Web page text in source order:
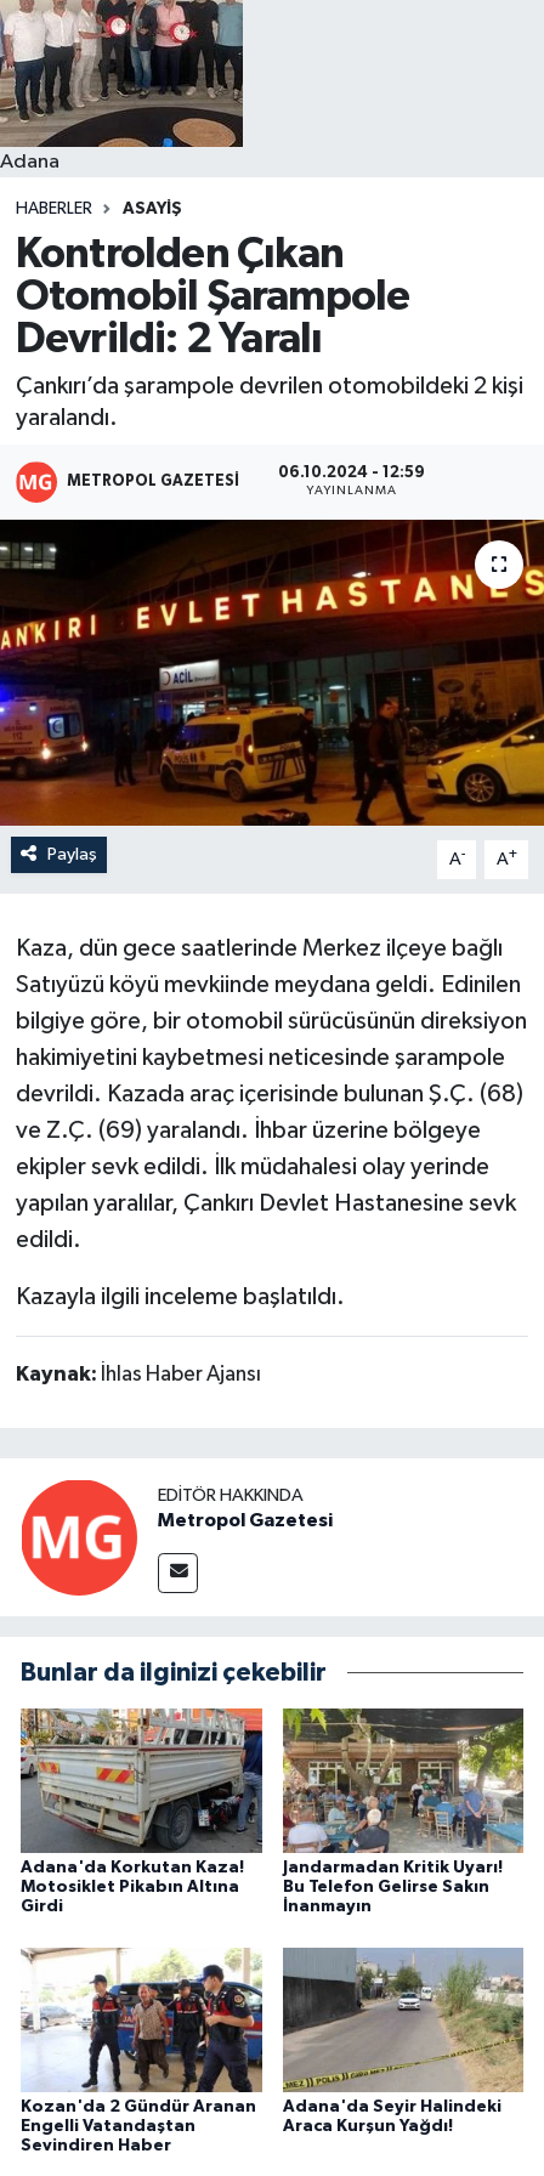
Adana
HABERLER ASAYIŞ
Kontrolden Çıkan
Otomobil Şarampole
Devrildi: 2 Yaralı
Çankırı’da şarampole devrilen otomobildeki 2 kişi
yaralandı.
METROPOL GAZETESI 06.10.2024 - 12:59
YAYINLANMA
Paylaş A- A+
Kaza, dün gece saatlerinde Merkez ilçeye bağlı
Satıyüzü köyü mevkiinde meydana geldi. Edinilen
bilgiye göre, bir otomobil sürücüsünün direksiyon
hakimiyetini kaybetmesi neticesinde şarampole
devrildi. Kazada araç içerisinde bulunan Ş.Ç. (68)
ve Z.Ç. (69) yaralandı. İhbar üzerine bölgeye
ekipler sevk edildi. İlk müdahalesi olay yerinde
yapılan yaralılar, Çankırı Devlet Hastanesine sevk
edildi.
Kazayla ilgili inceleme başlatıldı.
Kaynak: İhlas Haber Ajansı
EDITÖR HAKKINDA
Metropol Gazetesi
Bunlar da ilginizi çekebilir
Adana'da Korkutan Kaza!
Motosiklet Pikabın Altına
Girdi
Jandarmadan Kritik Uyarı!
Bu Telefon Gelirse Sakın
İnanmayın
Kozan'da 2 Gündür Aranan
Engelli Vatandaştan
Sevindiren Haber
Adana'da Seyir Halindeki
Araca Kurşun Yağdı!
Resmi İlanlar